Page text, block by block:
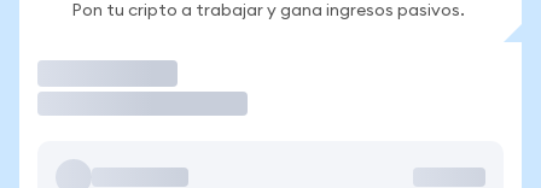
Pon tu cripto a trabajar y gana ingresos pasivos.